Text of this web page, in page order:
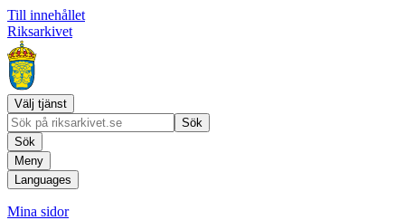
Till innehållet
Riksarkivet
Välj tjänst
Sök
Sök
Meny
Languages
Mina sidor